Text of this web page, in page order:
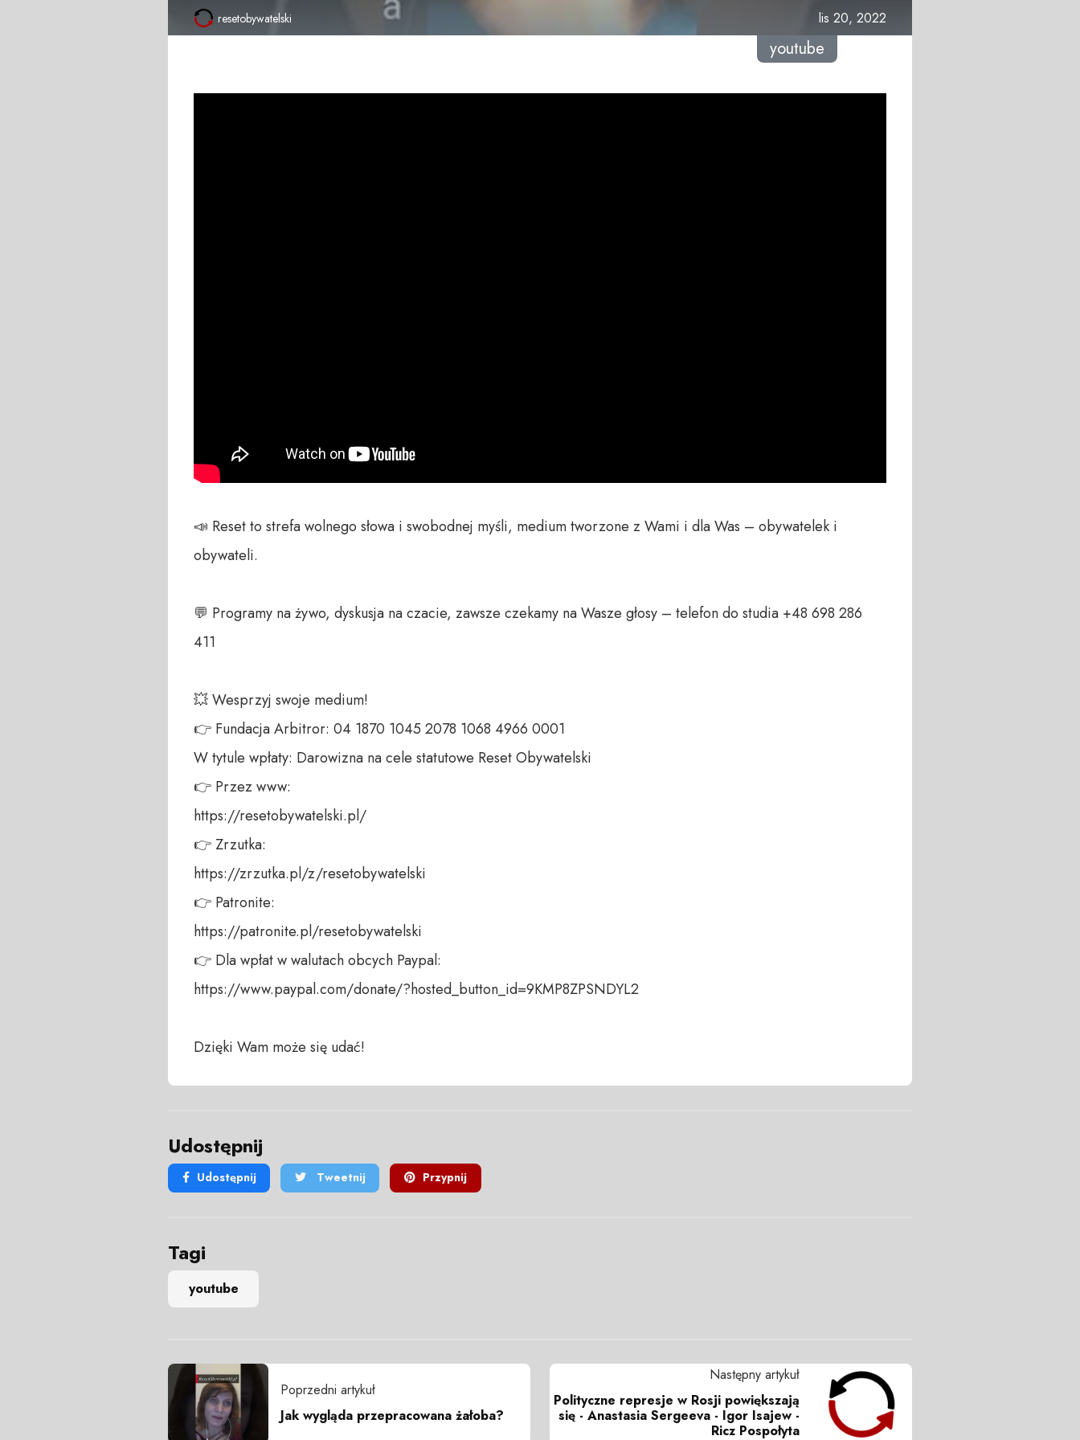
resetobywatelski lis 20, 2022
youtube
📣 Reset to strefa wolnego słowa i swobodnej myśli, medium tworzone z Wami i dla Was – obywatelek i
obywateli.
💬 Programy na żywo, dyskusja na czacie, zawsze czekamy na Wasze głosy – telefon do studia +48 698 286
411
💥 Wesprzyj swoje medium!
👉 Fundacja Arbitror: 04 1870 1045 2078 1068 4966 0001
W tytule wpłaty: Darowizna na cele statutowe Reset Obywatelski
👉 Przez www:
https://resetobywatelski.pl/
👉 Zrzutka:
https://zrzutka.pl/z/resetobywatelski
👉 Patronite:
https://patronite.pl/resetobywatelski
👉 Dla wpłat w walutach obcych Paypal:
https://www.paypal.com/donate/?hosted_button_id=9KMP8ZPSNDYL2
Dzięki Wam może się udać!
Udostępnij
Udostępnij Tweetnij Przypnij
Tagi
youtube
Poprzedni artykuł
Jak wygląda przepracowana żałoba?
Następny artykuł
Polityczne represje w Rosji powiększają
się - Anastasia Sergeeva - Igor Isajew -
Ricz Pospołyta